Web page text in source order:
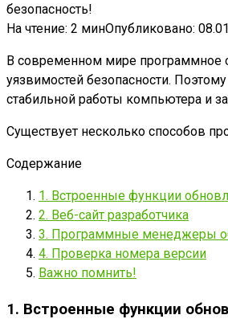
безопасность!
На чтение: 2 минОпубликовано:
В современном мире программное
уязвимостей безопасности.
стабильной работы компьютера и
Существует несколько способов
Содержание
1. Встроенные функции
2. Веб-сайт разработчика
3. Программные менеджеры
4. Проверка номера версии
Важно помнить!
1. Встроенные функции